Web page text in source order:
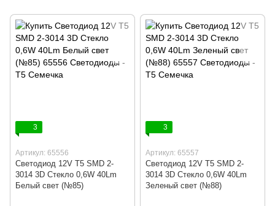
3
Артикул: 65556
Светодиод 12V Т5 SMD 2-
3014 3D Стекло 0,6W 40Lm
Белый свет (№85)
3
Артикул: 65557
Светодиод 12V Т5 SMD 2-
3014 3D Стекло 0,6W 40Lm
Зеленый свет (№88)